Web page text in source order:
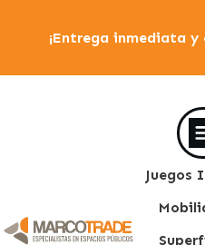
¡Entrega inmediata